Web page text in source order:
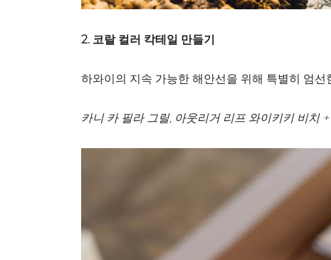
2. 코랄 컬러 칵테일 만들기
하와이의 지속 가능한 해안선을 위해 특별히 엄선
카니 카 필라 그릴, 아웃리거 리프 와이키키 비치